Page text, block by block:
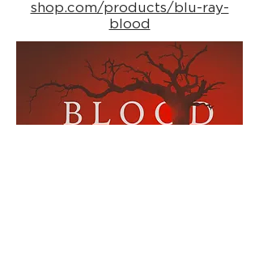
shop.com/products/blu-ray-
blood